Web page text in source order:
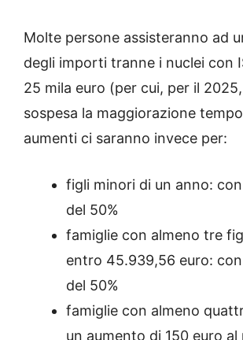
Molte persone assisteranno ad
degli importi tranne i nuclei con
25 mila euro (per cui, per il
sospesa la maggiorazione
aumenti ci saranno invece per:
figli minori di un anno:
del 50%
famiglie con almeno tre
entro 45.939,56 euro:
del 50%
famiglie con almeno
un aumento di 150 euro al